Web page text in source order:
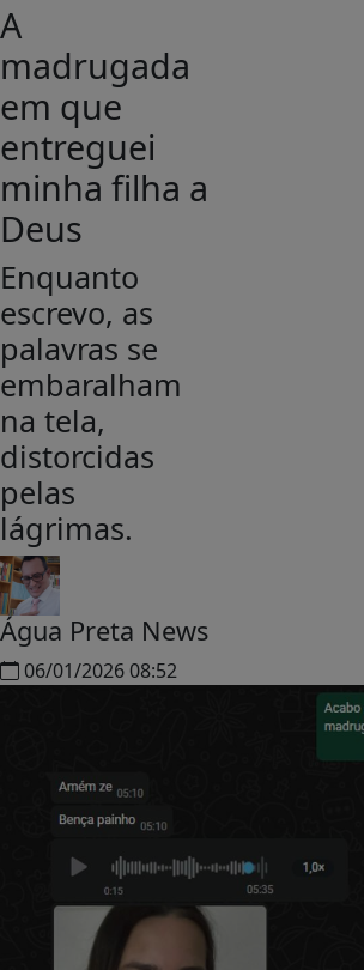
A
madrugada
em que
entreguei
minha filha a
Deus
Enquanto
escrevo, as
palavras se
embaralham
na tela,
distorcidas
pelas
lágrimas.
Água Preta News
06/01/2026 08:52